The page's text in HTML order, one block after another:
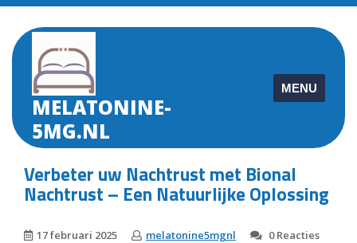
Skip
content
MELATONINE-
5MG.NL
MENU
Verbeter uw Nachtrust met Bional
Nachtrust – Een Natuurlijke Oplossing
17 februari 2025 melatonine5mgnl 0 Reacties